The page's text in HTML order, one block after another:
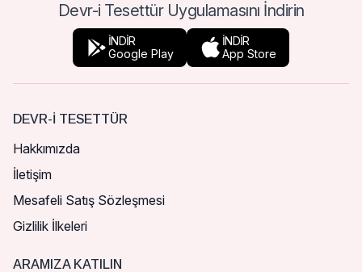
Devr-i Tesettür Uygulamasını İndirin
İNDİR
Google Play
İNDİR
App Store
DEVR-I TESETTÜR
Hakkımızda
İletişim
Mesafeli Satış Sözleşmesi
Gizlilik İlkeleri
ARAMIZA KATILIN